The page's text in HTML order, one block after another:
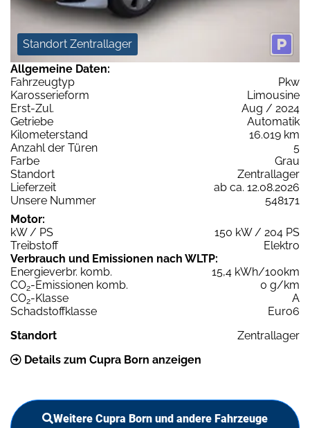
Standort Zentrallager
Allgemeine Daten:
Fahrzeugtyp
Pkw
Karosserieform
Limousine
Erst-Zul.
Aug / 2024
Getriebe
Automatik
Kilometerstand
16.019 km
Anzahl der Türen
5
Farbe
Grau
Standort
Zentrallager
Lieferzeit
ab ca. 12.08.2026
Unsere Nummer
548171
Motor:
kW / PS
150 kW / 204 PS
Treibstoff
Elektro
Verbrauch und Emissionen nach WLTP:
Energieverbr. komb.
15,4 kWh/100km
CO2-Emissionen komb.
0 g/km
CO2-Klasse
A
Schadstoffklasse
Euro6
Standort
Zentrallager
Details zum Cupra Born anzeigen
Weitere Cupra Born und andere Fahrzeuge